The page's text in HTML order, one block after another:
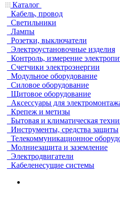
Каталог
Кабель, провод
Светильники
Лампы
Розетки, выключатели
Электроустановочные изделия
Контроль, измерение
Счетчики электроэнергии
Модульное оборудование
Силовое оборудование
Щитовое оборудование
Аксессуары для
Крепеж и метизы
Бытовая и климатическая
Инструменты, средства защиты
Телекоммуникационное
Молниезащита и заземление
Электродвигатели
Кабеленесущие системы